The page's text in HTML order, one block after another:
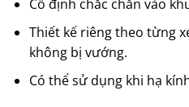
Cố định chắc chắn vào
Thiết kế riêng theo từng
không bị vướng.
Có thể sử dụng khi hạ